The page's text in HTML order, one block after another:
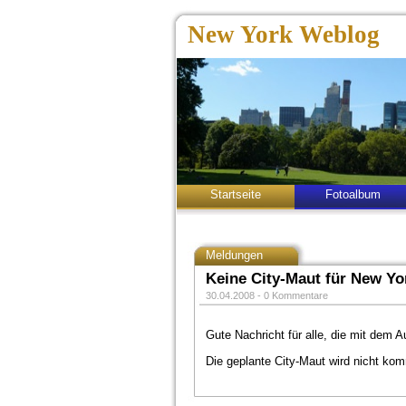
New York Weblog
Startseite Fotoalbum
Meldungen
Keine City-Maut für New
30.04.2008 - 0 Kommentare
Gute Nachricht für alle, die mit dem
Die geplante City-Maut wird nicht